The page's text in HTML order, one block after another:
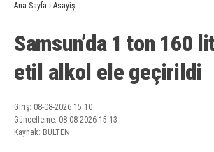
Ana Sayfa › Asayiş
Samsun’da 1 ton 160
etil alkol ele geçirildi
Giriş: 08-08-2026 15:10
Güncelleme: 08-08-2026 15:13
Kaynak: BULTEN